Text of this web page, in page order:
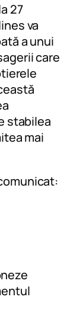
27
va
a unui
care
stabilea
mai